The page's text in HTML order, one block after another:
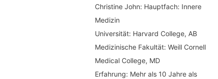
Christine John: Hauptfach: Innere
Medizin
Universität: Harvard College, AB
Medizinische Fakultät: Weill Cornell
Medical College, MD
Erfahrung: Mehr als 10 Jahre als